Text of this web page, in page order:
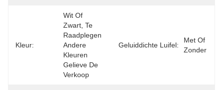
Kleur:
Wit Of
Zwart, Te
Raadplegen
Andere
Kleuren
Gelieve De
Verkoop
Geluiddichte Luifel:
Met Of
Zonder